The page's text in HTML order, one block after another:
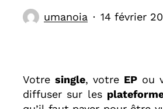
umanoia 14 février
Votre single, votre EPou
diffuser sur les